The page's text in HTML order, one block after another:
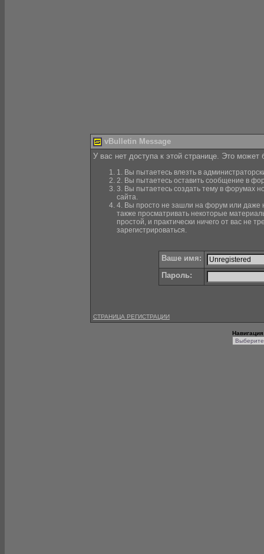
vBulletin Message
У вас нет доступа к этой странице. Это
1. Вы пытаетесь влезть в
2. Вы пытаетесь оставить сообщение в
3. Вы пытаетесь создать тему в форумах
сайта.
4. Вы просто не зашли на форум или даже
также просматривать некоторые
простой, и практически ничего от вас не
зарегистрироваться.
Ваше имя:
Пароль:
СТРАНИЦА РЕГИСТРАЦИИ